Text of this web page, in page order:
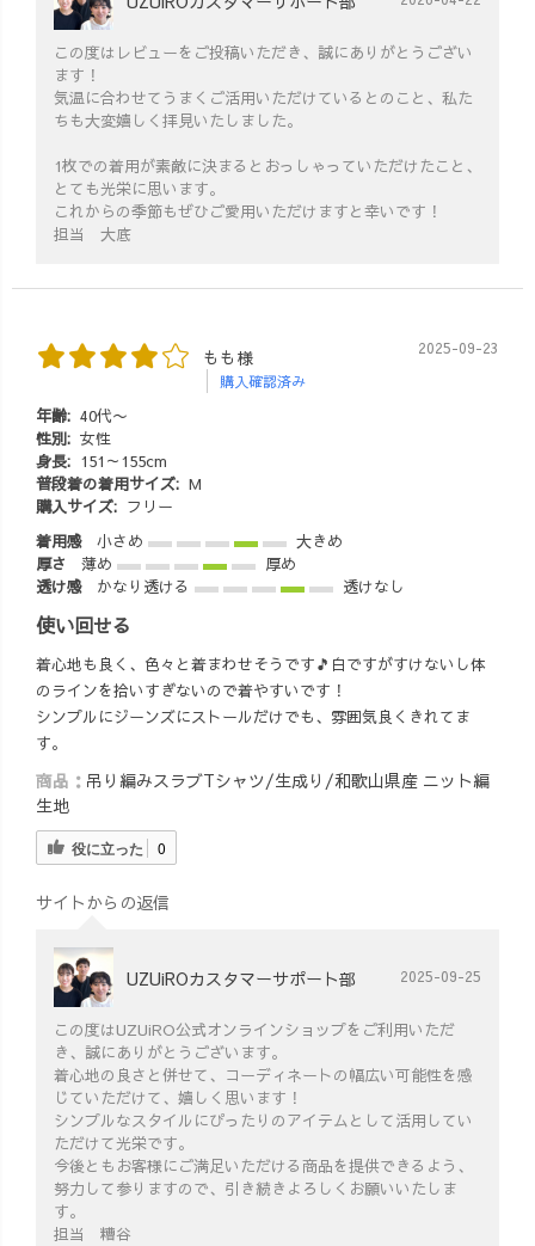
この度はレビューをご投稿いただき、誠にありがとうござい
ます！
気温に合わせてうまくご活用いただけているとのこと、私た
ちも大変嬉しく拝見いたしました。
1枚での着用が素敵に決まるとおっしゃっていただけたこと、
とても光栄に思います。
これからの季節もぜひご愛用いただけますと幸いです！
担当 大底
もも様
購入確認済み
2025-09-23
年齢: 40代〜
性別: 女性
身長: 151～155cm
普段着の着用サイズ: M
購入サイズ: フリー
着用感
小さめ
大きめ
厚さ
薄め
厚め
透け感
かなり透ける 透けなし
使い回せる
着心地も良く、色々と着まわせそうです🎵白ですがすけないし体
のラインを拾いすぎないので着やすいです！
シンプルにジーンズにストールだけでも、雰囲気良くきれてま
す。
商品： 吊り編みスラブTシャツ/生成り/和歌山県産 ニット編
生地
役に立った 0
サイトからの返信
UZUiROカスタマーサポート部 2025-09-25
この度はUZUiRO公式オンラインショップをご利用いただ
き、誠にありがとうございます。
着心地の良さと併せて、コーディネートの幅広い可能性を感
じていただけて、嬉しく思います！
シンプルなスタイルにぴったりのアイテムとして活用してい
ただけて光栄です。
今後ともお客様にご満足いただける商品を提供できるよう、
努力して参りますので、引き続きよろしくお願いいたしま
す。
担当 糟谷